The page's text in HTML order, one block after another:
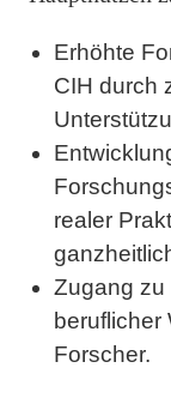
Erhöhte
CIH durch
realer
Zugang zu
beruflicher
Forscher.